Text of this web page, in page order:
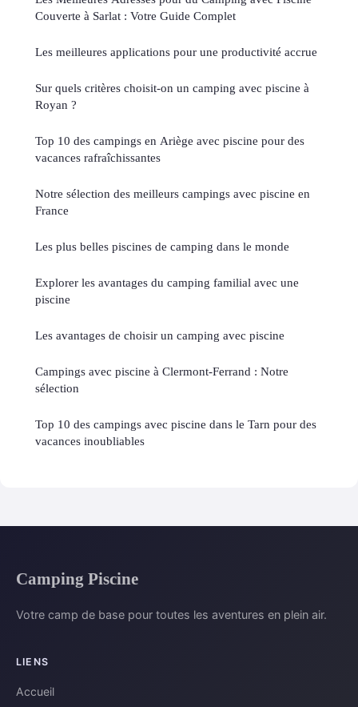
Couverte à Sarlat : Votre Guide Complet
Les meilleures applications pour une productivité accrue
Sur quels critères choisit-on un camping avec piscine à
Royan ?
Top 10 des campings en Ariège avec piscine pour des
vacances rafraîchissantes
Notre sélection des meilleurs campings avec piscine en
France
Les plus belles piscines de camping dans le monde
Explorer les avantages du camping familial avec une
piscine
Les avantages de choisir un camping avec piscine
Campings avec piscine à Clermont-Ferrand : Notre
sélection
Top 10 des campings avec piscine dans le Tarn pour des
vacances inoubliables
Camping Piscine
Votre camp de base pour toutes les aventures en plein air.
LIENS
Accueil